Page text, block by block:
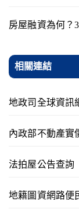
房屋融資為何？
相關連結
地政司全球資訊
內政部不動產實
法拍屋公告查詢
地籍圖資網路便